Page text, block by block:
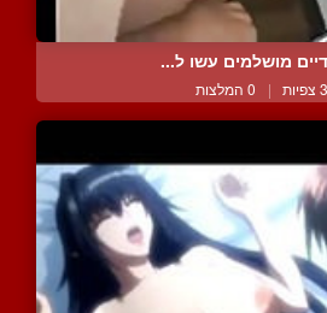
מושלמים עשו ל...
| 0 המלצות